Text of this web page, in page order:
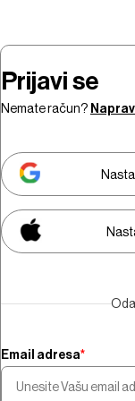
Prijavi se
Nemate račun?
Email adresa*